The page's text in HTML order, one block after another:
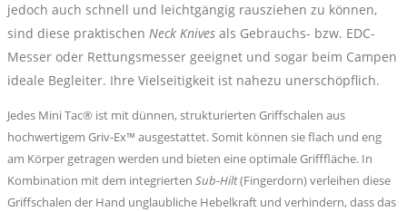
jedoch auch schnell und leichtgängig rausziehen zu können,
sind diese praktischen Neck Knives als Gebrauchs- bzw. EDC-
Messer oder Rettungsmesser geeignet und sogar beim Campen
ideale Begleiter. Ihre Vielseitigkeit ist nahezu unerschöpflich.
Jedes Mini Tac® ist mit dünnen, strukturierten Griffschalen aus
hochwertigem Griv-Ex™ ausgestattet. Somit können sie flach und eng
am Körper getragen werden und bieten eine optimale Grifffläche. In
Kombination mit dem integrierten Sub-Hilt(Fingerdorn) verleihen diese
Griffschalen der Hand unglaubliche Hebelkraft und verhindern, dass das